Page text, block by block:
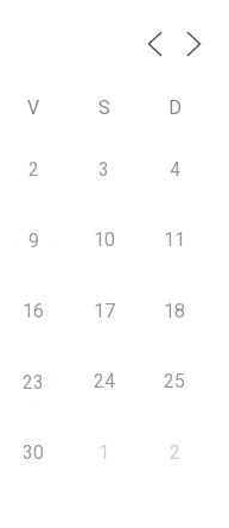
V S D
2 3 4
9 10 11
16 17 18
23 24 25
30 1 2